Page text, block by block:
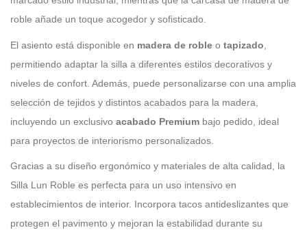
roble añade un toque acogedor y sofisticado.
El asiento está disponible en madera de roble o tapizado
permitiendo adaptar la silla a diferentes estilos decorativos y
niveles de confort. Además, puede personalizarse con una amplia
selección de tejidos y distintos acabados para la madera,
incluyendo un exclusivo acabado Premium bajo pedido, ideal
para proyectos de interiorismo personalizados.
Gracias a su diseño ergonómico y materiales de alta calidad, la
Silla Lun Roble es perfecta para un uso intensivo en
establecimientos de interior. Incorpora tacos antideslizantes que
protegen el pavimento y mejoran la estabilidad durante su